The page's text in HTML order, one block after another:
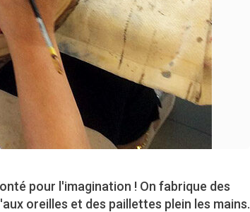
pour l'imagination ! On fabrique des
oreilles et des paillettes plein les mains.